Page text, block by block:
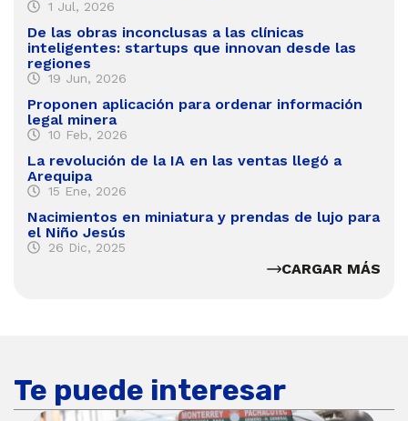
1 Jul, 2026
De las obras inconclusas a las clínicas
inteligentes: startups que innovan desde las
regiones
19 Jun, 2026
Proponen aplicación para ordenar información
legal minera
10 Feb, 2026
La revolución de la IA en las ventas llegó a
Arequipa
15 Ene, 2026
Nacimientos en miniatura y prendas de lujo para
el Niño Jesús
26 Dic, 2025
CARGAR MÁS
Te puede interesar